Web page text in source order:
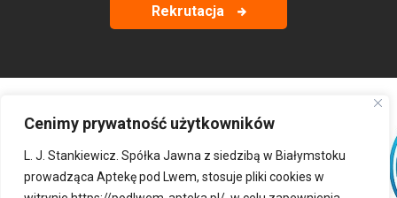
Cenimy prywatność użytkowników
L. J. Stankiewicz. Spółka Jawna z siedzibą w Białymstoku
prowadząca Aptekę pod Lwem, stosuje pliki cookies w
Rekrutacja
‹